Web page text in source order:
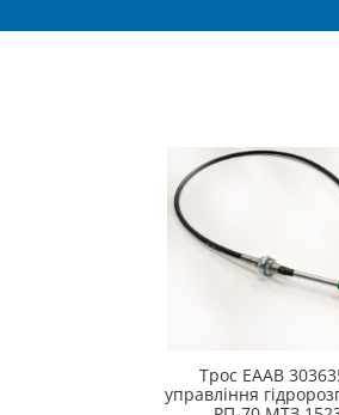
Трос ЕААВ
управління